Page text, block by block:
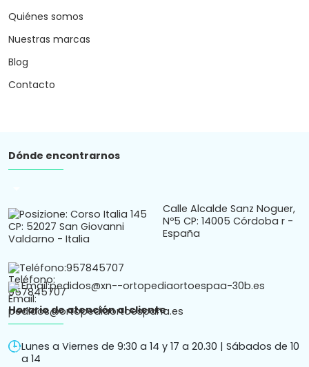
Quiénes somos
Nuestras marcas
Blog
Contacto
Dónde encontrarnos
Calle Alcalde Sanz Noguer,
Nº5 CP: 14005 Córdoba r -
España
Teléfono:957845707
Email:pedidos@xn--ortopediaortoespaa-30b.es
Horario de atención al cliente
Lunes a Viernes de 9:30 a 14 y 17 a 20.30 | Sábados de 10
a 14